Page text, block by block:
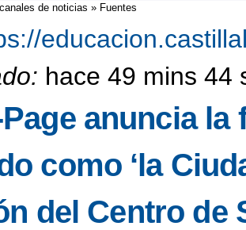
usted aquí
de noticias » Fuentes
hace 49 mins 44
anuncia
como ‘la
del Centro de